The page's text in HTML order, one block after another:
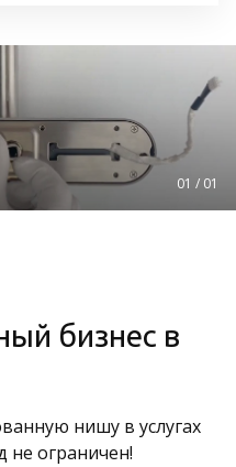
бизнес в
нишу в услугах
не ограничен!
01 / 01